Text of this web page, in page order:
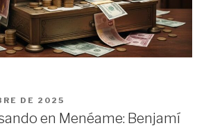
DE 2025
en Menéame: Benjamí